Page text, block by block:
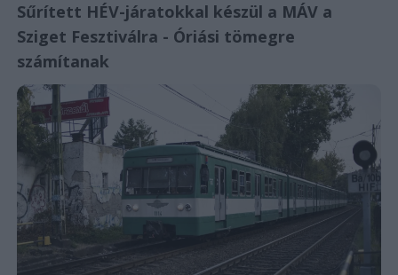
Sűrített HÉV-járatokkal készül a MÁV a
Sziget Fesztiválra - Óriási tömegre
számítanak